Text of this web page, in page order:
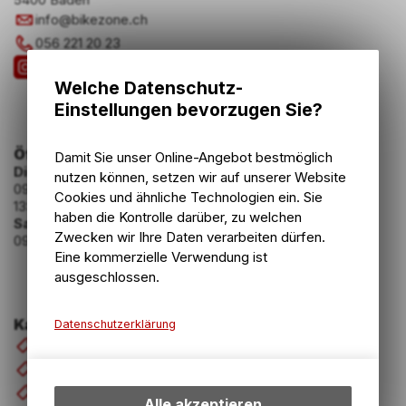
info@bikezone.ch
056 221 20 23
Kategorien
Zubehör
Öffnungszeiten
Dienstag - Freitag
09:00 - 12:00 Uhr
13:30 - 18:30 Uhr
Samstag
09:00 - 16:00 Uhr
Welche Datenschutz-
Einstellungen bevorzugen Sie?
Damit Sie unser Online-Angebot bestmöglich
nutzen können, setzen wir auf unserer Website
Cookies und ähnliche Technologien ein. Sie
haben die Kontrolle darüber, zu welchen
Zwecken wir Ihre Daten verarbeiten dürfen.
Eine kommerzielle Verwendung ist
ausgeschlossen.
Datenschutzerklärung
bestimmte Interaktionen und